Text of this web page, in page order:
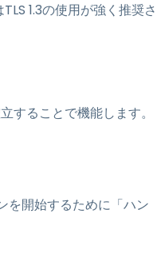
1.3の使用が強く推奨さ
することで機能します。
を開始するために「ハン